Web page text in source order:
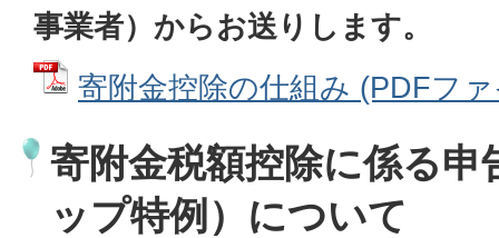
事業者）からお送りします。
寄附金控除の仕組み (PDFフ
寄附金税額控除に係る申
ップ特例）について